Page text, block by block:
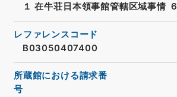
１ 在牛荘日本領事館管轄区域事情 ６
レファレンスコード
B03050407400
所蔵館における請求番
号